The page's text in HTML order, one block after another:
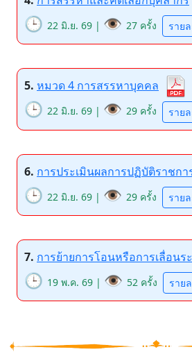
🕒 22 มิ.ย. 69 | 👁️ 27 ครั้ง ราย
5. หมวด 4 การสรรหาบุคคล
🕒 22 มิ.ย. 69 | 👁️ 29 ครั้ง ราย
6. การประเมินผลการปฏิบัติราชกา
🕒 22 มิ.ย. 69 | 👁️ 29 ครั้ง ราย
7. การย้ายการโอนหรือการเลื่อนร
🕒 19 พ.ค. 69 | 👁️ 52 ครั้ง ราย